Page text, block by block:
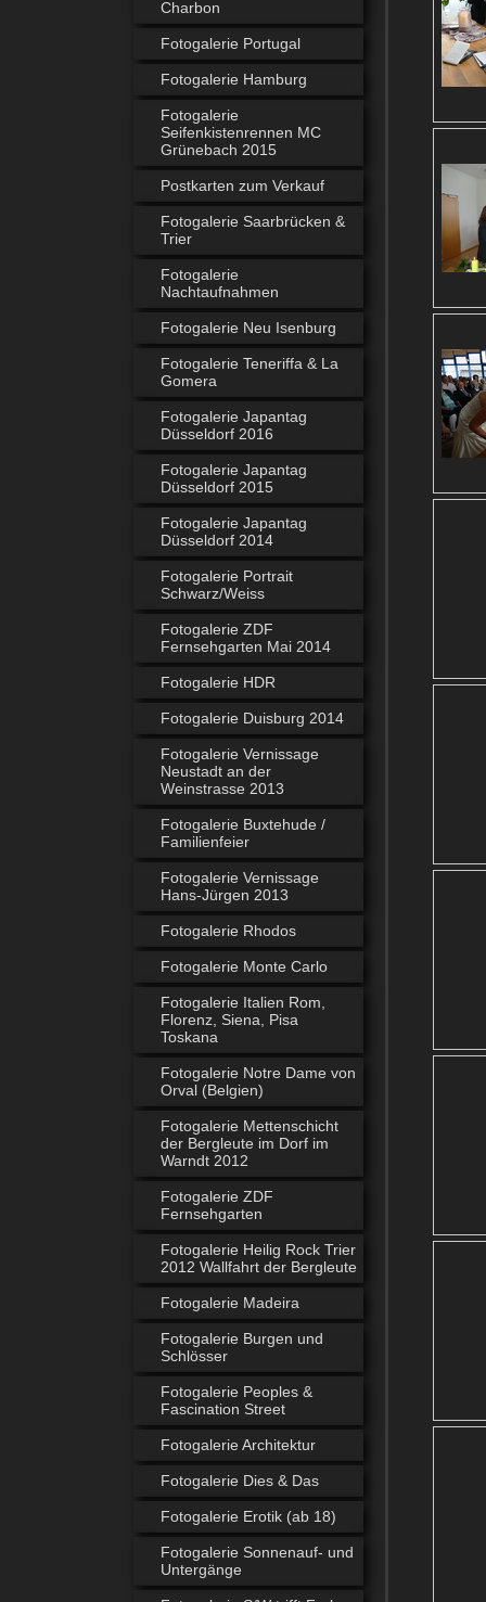
Charbon
Fotogalerie Portugal
Fotogalerie Hamburg
Fotogalerie
Seifenkistenrennen MC
Grünebach 2015
Postkarten zum Verkauf
Fotogalerie Saarbrücken &
Trier
Fotogalerie
Nachtaufnahmen
Fotogalerie Neu Isenburg
Fotogalerie Teneriffa & La
Gomera
Fotogalerie Japantag
Düsseldorf 2016
Fotogalerie Japantag
Düsseldorf 2015
Fotogalerie Japantag
Düsseldorf 2014
Fotogalerie Portrait
Schwarz/Weiss
Fotogalerie ZDF
Fernsehgarten Mai 2014
Fotogalerie HDR
Fotogalerie Duisburg 2014
Fotogalerie Vernissage
Neustadt an der
Weinstrasse 2013
Fotogalerie Buxtehude /
Familienfeier
Fotogalerie Vernissage
Hans-Jürgen 2013
Fotogalerie Rhodos
Fotogalerie Monte Carlo
Fotogalerie Italien Rom,
Florenz, Siena, Pisa
Toskana
Fotogalerie Notre Dame von
Orval (Belgien)
Fotogalerie Mettenschicht
der Bergleute im Dorf im
Warndt 2012
Fotogalerie ZDF
Fernsehgarten
Fotogalerie Heilig Rock Trier
2012 Wallfahrt der Bergleute
Fotogalerie Madeira
Fotogalerie Burgen und
Schlösser
Fotogalerie Peoples &
Fascination Street
Fotogalerie Architektur
Fotogalerie Dies & Das
Fotogalerie Erotik (ab 18)
Fotogalerie Sonnenauf- und
Untergänge